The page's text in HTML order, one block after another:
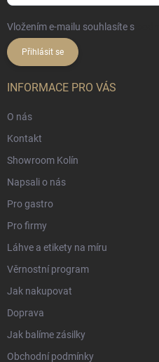
Vložením e-mailu souhlasíte s
Přihlásit se
INFORMACE PRO VÁS
O nás
Kontakt
Showroom Kolín
Napsali o nás
Pro gastro
Pro firmy
Láhve a etikety na míru
Věrnostní program
Jak nakupovat
Doprava
Jak balíme zásilky
Obchodní podmínky